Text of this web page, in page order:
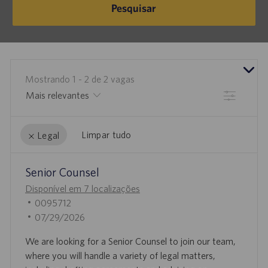
Pesquisar
Mostrando 1 - 2 de 2 vagas
Filtrar
Legal Limpar tudo
results
updated
result
found
Senior Counsel
Disponível em 7 localizações
I
D
O
T
0095712
D
T
A
07/29/2026
We are looking for a Senior Counsel to join our team,
where you will handle a variety of legal matters,